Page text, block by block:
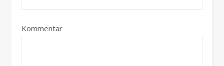
Kommentar